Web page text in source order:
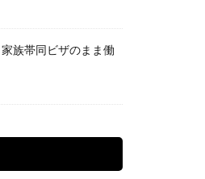
族帯同ビザのまま働